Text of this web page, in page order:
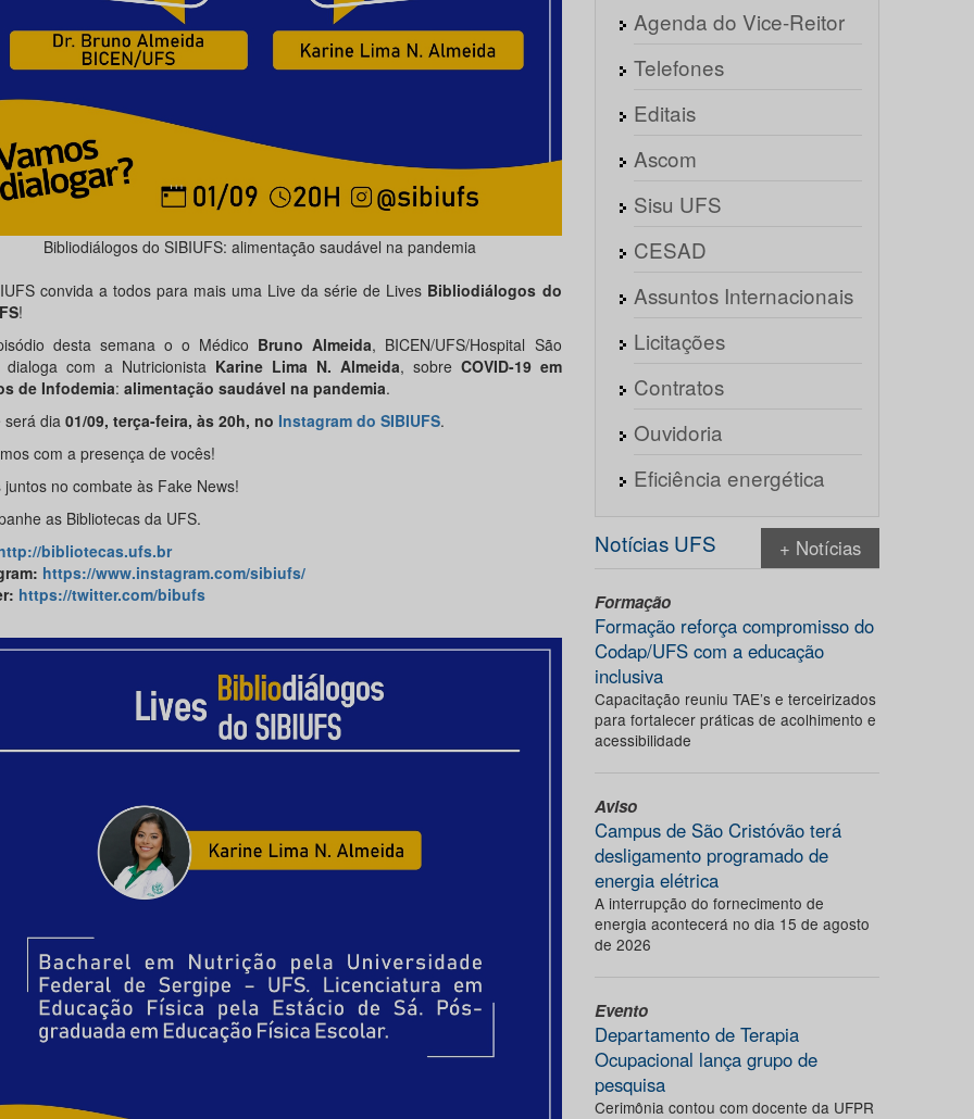
Bibliodiálogos do SIBIUFS: alimentação saudável na pandemia
convida a todos para mais uma Live da série de Lives Bibliodiálogos do
!
desta semana o o Médico Bruno Almeida, BICEN/UFS/Hospital São
dialoga com a Nutricionista Karine Lima N. Almeida, sobre COVID-19 em
de Infodemia: alimentação saudável na pandemia.
será dia 01/09, terça-feira, às 20h, no Instagram do SIBIUFS.
com a presença de vocês!
juntos no combate às Fake News!
as Bibliotecas da UFS.
bibliotecas.ufs.br
: https://www.instagram.com/sibiufs/
: https://twitter.com/bibufs
Agenda do Vice-Reitor
Telefones
Editais
Ascom
Sisu UFS
CESAD
Assuntos Internacionais
Licitações
Contratos
Ouvidoria
Eficiência energética
Notícias UFS + Notícias
Formação
Formação reforça compromisso do
Codap/UFS com a educação
inclusiva
Capacitação reuniu TAE’s e terceirizados
para fortalecer práticas de acolhimento e
acessibilidade
Aviso
Campus de São Cristóvão terá
desligamento programado de
energia elétrica
A interrupção do fornecimento de
energia acontecerá no dia 15 de agosto
de 2026
Evento
Departamento de Terapia
Ocupacional lança grupo de
pesquisa
Cerimônia contou com docente da UFPR